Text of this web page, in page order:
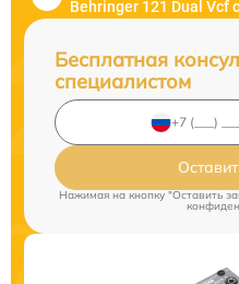
Behringer 121 Dual Vcf
Бесплатная
специалистом
Нажимая на кнопку "Оставить